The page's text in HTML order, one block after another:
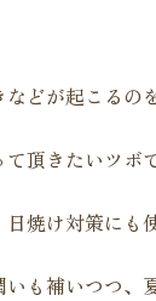
どが起こるの
頂きたいツボ
焼け対策にも
も補いつつ、